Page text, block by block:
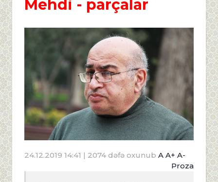
Mehdi - parçalar
24.12.2019 14:41 | 2074 dəfə oxunub A A+ A-
Proza